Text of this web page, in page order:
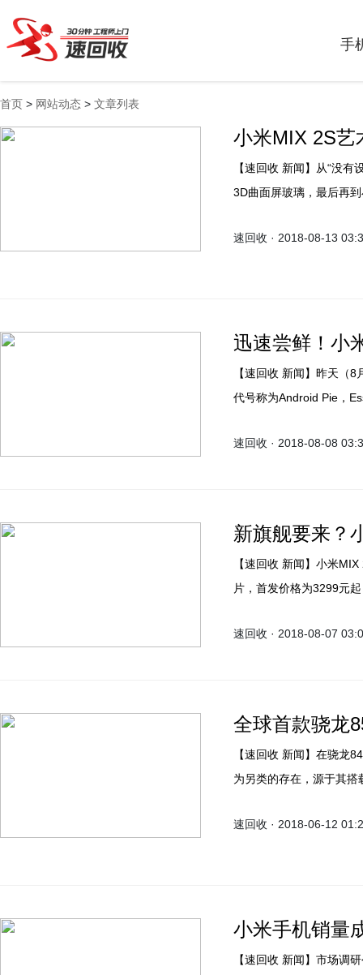
手
首页 > 网站动态 > 文章列表
小米MIX 2S艺
【速回收 新闻】从“没有设计就是最好的设计”，由无到有再到小米Note温润如玉的
3D曲面屏玻璃，最后再
速回收 · 2018-08-13
迅速尝鲜！小
【速回收 新闻】昨天（8月7日），小米安卓系统的第九个大版本Android P发布其
代号称为Android Pie，
速回收 · 2018-08-08
新旗舰要来？
【速回收 新闻】小米MIX 2S是小米MIX系列目前最新的旗舰，搭载高通骁龙845芯
片，首发价格为3299元起，主打性价比。 8月7
速回收 · 2018-08-07
全球首款骁龙
【速回收 新闻】在骁龙845旗舰机中，华硕于台北电脑展发布的ROG Phone是个颇
为另类的存在，源于其搭
速回收 · 2018-06-12
小米手机销量
【速回收 新闻】市场调研公司Canalys公布了印度尼西亚智能手机市场2018年第一